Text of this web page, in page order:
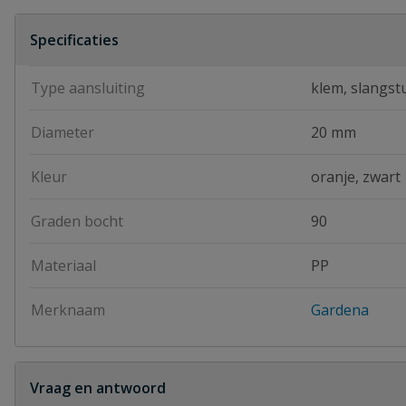
Specificaties
Type aansluiting klem,
Diameter 20 mm
Kleur oranje, zwart
Graden bocht 90
Materiaal PP
Merknaam Gardena
Vraag en antwoord